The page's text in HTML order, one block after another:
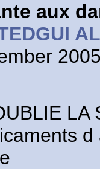
aux
LA